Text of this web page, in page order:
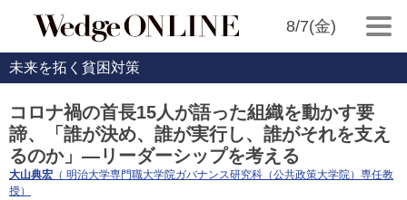
8/7(金)
未来を拓く貧困対策
コロナ禍の首長15人が語った組織を動かす要
諦、「誰が決め、誰が実行し、誰がそれを支え
るのか」―リーダーシップを考える
大山典宏 （ 明治大学専門職大学院ガバナンス研究科（公共政策大学院）専任教
授）